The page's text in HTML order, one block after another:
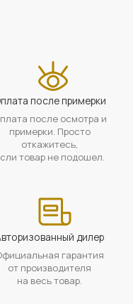
после примерки
после осмотра и
примерки. Просто
откажитесь,
товар не подошел.
дилер
гарантия
от производителя
на весь товар.